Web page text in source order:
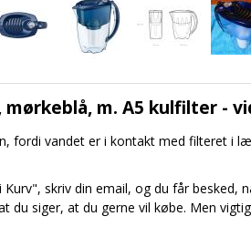
m. A5 kulfilter -
fordi vandet er i kontakt med filteret i
skriv din email, og du får besked,
du siger, at du gerne vil købe. Men